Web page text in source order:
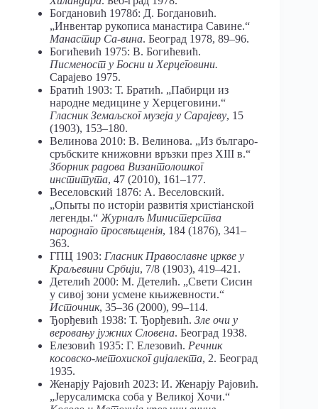
Богдановић 1978б: Д. Богдановић.
„Инвентар рукописа манастира Савине.“
Манастир Са-вина. Београд 1978, 89–96.
Богићевић 1975: В. Богићевић.
Писменост у Босни и Херцеговини.
Сарајево 1975.
Братић 1903: Т. Братић. „Пабирци из
народне медицине у Херцеговини.“
Гласник Земаљскогмузеја у Сарајеву, 15
(1903), 153–180.
Велинова 2010: В. Велинова. „Из българо-
сръбските книжовни връзки през XIII в.“
Зборник радова Византолошког
института, 47 (2010), 161–177.
Веселовский 1876: А. Веселовский.
„Опыты по исторіи развитія христіанской
легенды.“ Журналъ Министерства
народнаго просвѣщенія, 184 (1876), 341–
363.
ГПЦ 1903: Гласник Православне цркве у
Краљевини Србији, 7/8 (1903), 419–421.
Детелић 2000: М. Детелић. „Свети Сисин
у сивој зони усмене књижевности.“
Источник, 35–36 (2000), 99–114.
Ђорђевић 1938: Т. Ђорђевић. Зле очи у
веровању јужних Словена. Београд 1938.
Елезовић 1935: Г. Елезовић. Речник
косовско-метохиског дијалекта, 2. Београд
1935.
Женарју Рајовић 2023: И. Женарју Рајовић.
„Јерусалимска соба у Великој Хочи.“